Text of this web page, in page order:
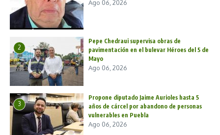
Ago 06, 2026
2
Pepe Chedraui supervisa obras de
pavimentación en el bulevar Héroes del 5 de
Mayo
Ago 06, 2026
3
Propone diputado Jaime Aurioles hasta 5
años de cárcel por abandono de personas
vulnerables en Puebla
Ago 06, 2026